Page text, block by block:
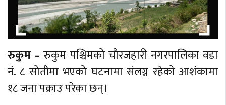
रुकुम –रुकुम पश्चिमको चौरजहारी नगरपालिका वडा
नं. ८ सोतीमा भएको घटनामा संलग्न रहेको आशंकामा
१८ जना पक्राउ परेका छन्।